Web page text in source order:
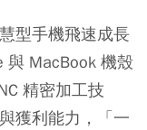
型手機飛速成長
與 MacBook 機殼
精密加工技
獲利能力，「一